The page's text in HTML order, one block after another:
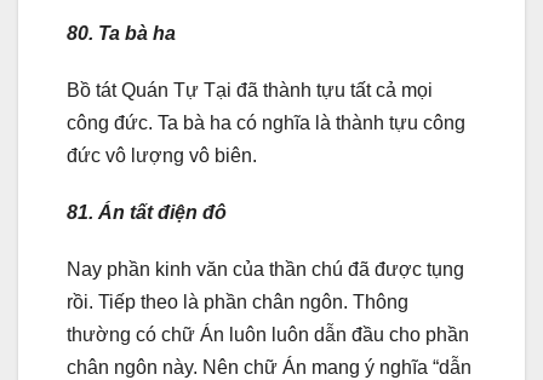
80. Ta bà ha
Bồ tát Quán Tự Tại đã thành tựu tất cả mọi
công đức. Ta bà ha có nghĩa là thành tựu công
đức vô lượng vô biên.
81. Án tất điện đô
Nay phần kinh văn của thần chú đã được tụng
rồi. Tiếp theo là phần chân ngôn. Thông
thường có chữ Án luôn luôn dẫn đầu cho phần
chân ngôn này. Nên chữ Án mang ý nghĩa “dẫn